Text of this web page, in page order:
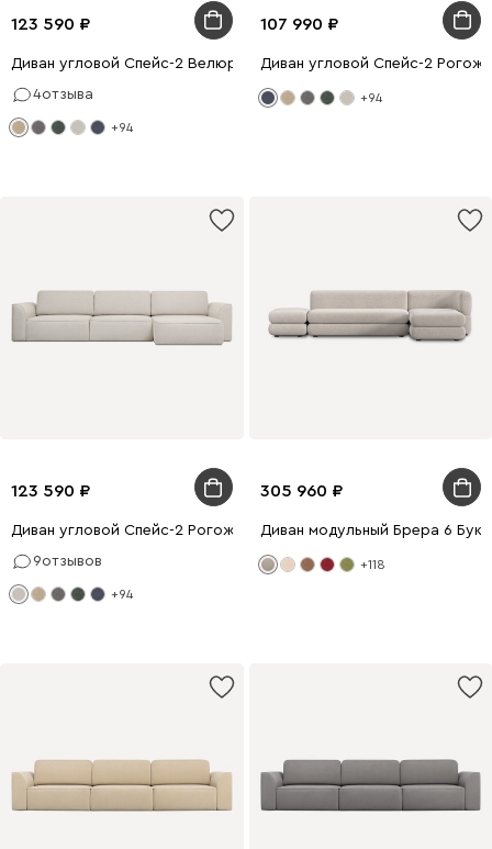
123 590
Диван угловой Спейс-2 Велюр Бежевый
4отзыва
+94
107 990
Диван угловой Спейс-2
+94
123 590
Диван угловой Спейс-2 Рогожка Молочный
9отзывов
+94
305 960
Диван модульный Брера 6
+118